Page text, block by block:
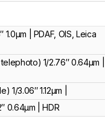
1.0µm | PDAF, OIS, Leica
1/2.76″ 0.64µm |
1/3.06″ 1.12µm |
0.64µm | HDR